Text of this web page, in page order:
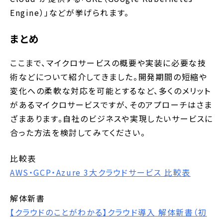
Engine）」などが挙げられます。
まとめ
ここまで、マイクロサービスの概要や実装に必要な技
術などについて紹介してきました。開発期間の短縮や
変化への柔軟な対応を可能とするなど、多くのメリット
があるマイクロサービスですが、そのアプローチはさま
ざまあります。自社のビジネスや実現したいサービスに
合った方法を検討してみてください。
比較表
AWS・GCP・Azure 3大クラウドサービス 比較表
解体新書
【クラウドのことがわかる】クラウド導入 解体新書（初